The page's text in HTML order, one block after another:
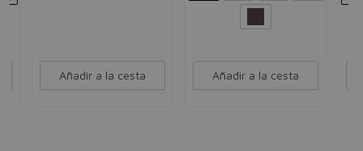
Añadir a la cesta Añadir a la cesta